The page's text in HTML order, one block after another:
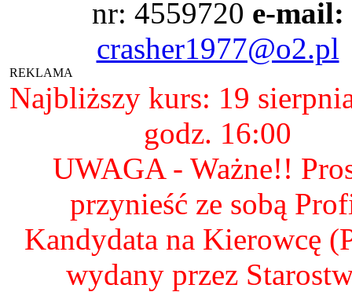
nr: 4559720 e-mail:
crasher1977@o2.pl
REKLAMA
Najbliższy kurs: 19
godz. 16:00
UWAGA - Ważne!!
przynieść ze sobą
Kandydata na Kierowcę
wydany przez